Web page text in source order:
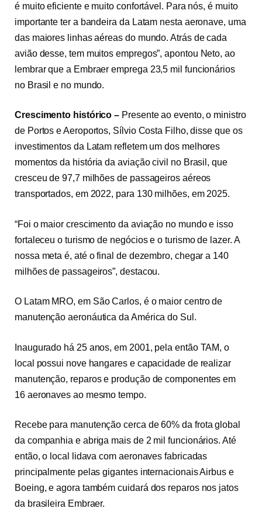
é muito eficiente e muito confortável. Para nós, é muito
importante ter a bandeira da Latam nesta aeronave, uma
das maiores linhas aéreas do mundo. Atrás de cada
avião desse, tem muitos empregos”, apontou Neto, ao
lembrar que a Embraer emprega 23,5 mil funcionários
no Brasil e no mundo.
Crescimento histórico – Presente ao evento, o ministro
de Portos e Aeroportos, Sílvio Costa Filho, disse que os
investimentos da Latam refletem um dos melhores
momentos da história da aviação civil no Brasil, que
cresceu de 97,7 milhões de passageiros aéreos
transportados, em 2022, para 130 milhões, em 2025.
“Foi o maior crescimento da aviação no mundo e isso
fortaleceu o turismo de negócios e o turismo de lazer. A
nossa meta é, até o final de dezembro, chegar a 140
milhões de passageiros”, destacou.
O Latam MRO, em São Carlos, é o maior centro de
manutenção aeronáutica da América do Sul.
Inaugurado há 25 anos, em 2001, pela então TAM, o
local possui nove hangares e capacidade de realizar
manutenção, reparos e produção de componentes em
16 aeronaves ao mesmo tempo.
Recebe para manutenção cerca de 60% da frota global
da companhia e abriga mais de 2 mil funcionários. Até
então, o local lidava com aeronaves fabricadas
principalmente pelas gigantes internacionais Airbus e
Boeing, e agora também cuidará dos reparos nos jatos
da brasileira Embraer.